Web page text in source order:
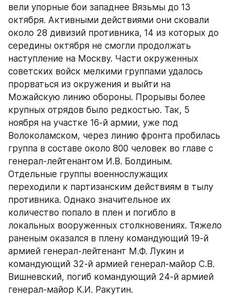
вели упорные бои западнее Вязьмы до 13
октября. Активными действиями они сковали
около 28 дивизий противника, 14 из которых до
середины октября не смогли продолжать
наступление на Москву. Части окруженных
советских войск мелкими группами удалось
прорваться из окружения и выйти на
Можайскую линию обороны. Прорывы более
крупных отрядов было редкостью. Так, 5
ноября на участке 16-й армии, уже под
Волоколамском, через линию фронта пробилась
группа в составе около 800 человек во главе с
генерал-лейтенантом И.В. Болдиным.
Отдельные группы военнослужащих
переходили к партизанским действиям в тылу
противника. Однако значительное их
количество попало в плен и погибло в
локальных вооруженных столкновениях. Тяжело
раненым оказался в плену командующий 19-й
армией генерал-лейтенант М.Ф. Лукин и
командующий 32-й армией генерал-майор С.В.
Вишневский, погиб командующий 24-й армией
генерал-майор К.И. Ракутин.